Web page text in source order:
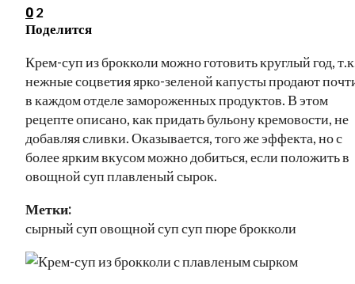
0 2
Поделится
Крем-суп из брокколи можно готовить круглый год,
нежные соцветия ярко-зеленой капусты продают
в каждом отделе замороженных продуктов. В этом
рецепте описано, как придать бульону кремовости, не
добавляя сливки. Оказывается, того же эффекта, но с
более ярким вкусом можно добиться, если положить в
овощной суп плавленый сырок.
Метки:
сырный суп овощной суп суп пюре брокколи